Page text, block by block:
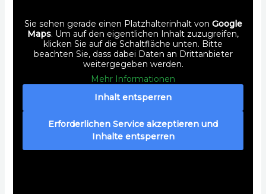
Sie sehen gerade einen Platzhalterinhalt von Google
Maps. Um auf den eigentlichen Inhalt zuzugreifen,
klicken Sie auf die Schaltfläche unten. Bitte
beachten Sie, dass dabei Daten an Drittanbieter
weitergegeben werden.
Mehr Informationen
Inhalt entsperren
Erforderlichen Service akzeptieren und
Inhalte entsperren